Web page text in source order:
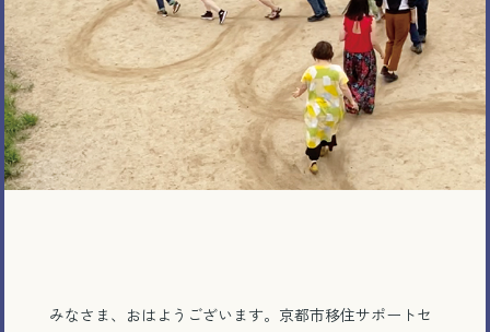
みなさま、おはようございます。京都市移住サポートセ